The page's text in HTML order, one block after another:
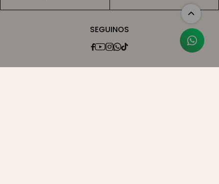
SEGUINOS
